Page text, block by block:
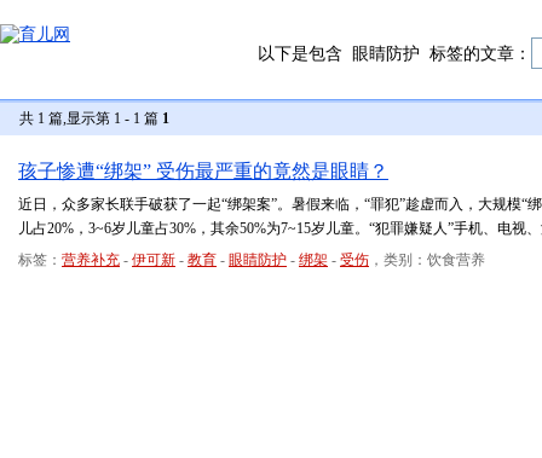
以下是包含 眼睛防护 标签的文章：
共 1 篇,显示第 1 - 1 篇 1
孩子惨遭“绑架” 受伤最严重的竟然是眼睛？
近日，众多家长联手破获了一起“绑架案”。暑假来临，“罪犯”趁虚而入，大规模“
儿占20%，3~6岁儿童占30%，其余50%为7~15岁儿童。“犯罪嫌疑人”手机、电视
标签： 营养补充 - 伊可新 - 教育 - 眼睛防护 - 绑架 - 受伤 ，类别：饮食营养